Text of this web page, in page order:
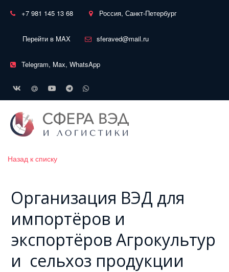
+7 981 145 13 68 Россия, Санкт-Петербург
Перейти в MAX sferaved@mail.ru
Telegram, Max, WhatsApp
Назад к списку
Организация ВЭД для
импортёров и
экспортёров Агрокультур
и сельхоз продукции